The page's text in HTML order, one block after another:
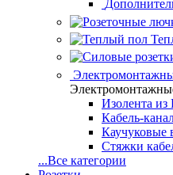
Изолента
Кабель-
Каучуковые
Стяжки
...Все категории